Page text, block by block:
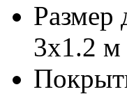
Размер
3х1.2 м